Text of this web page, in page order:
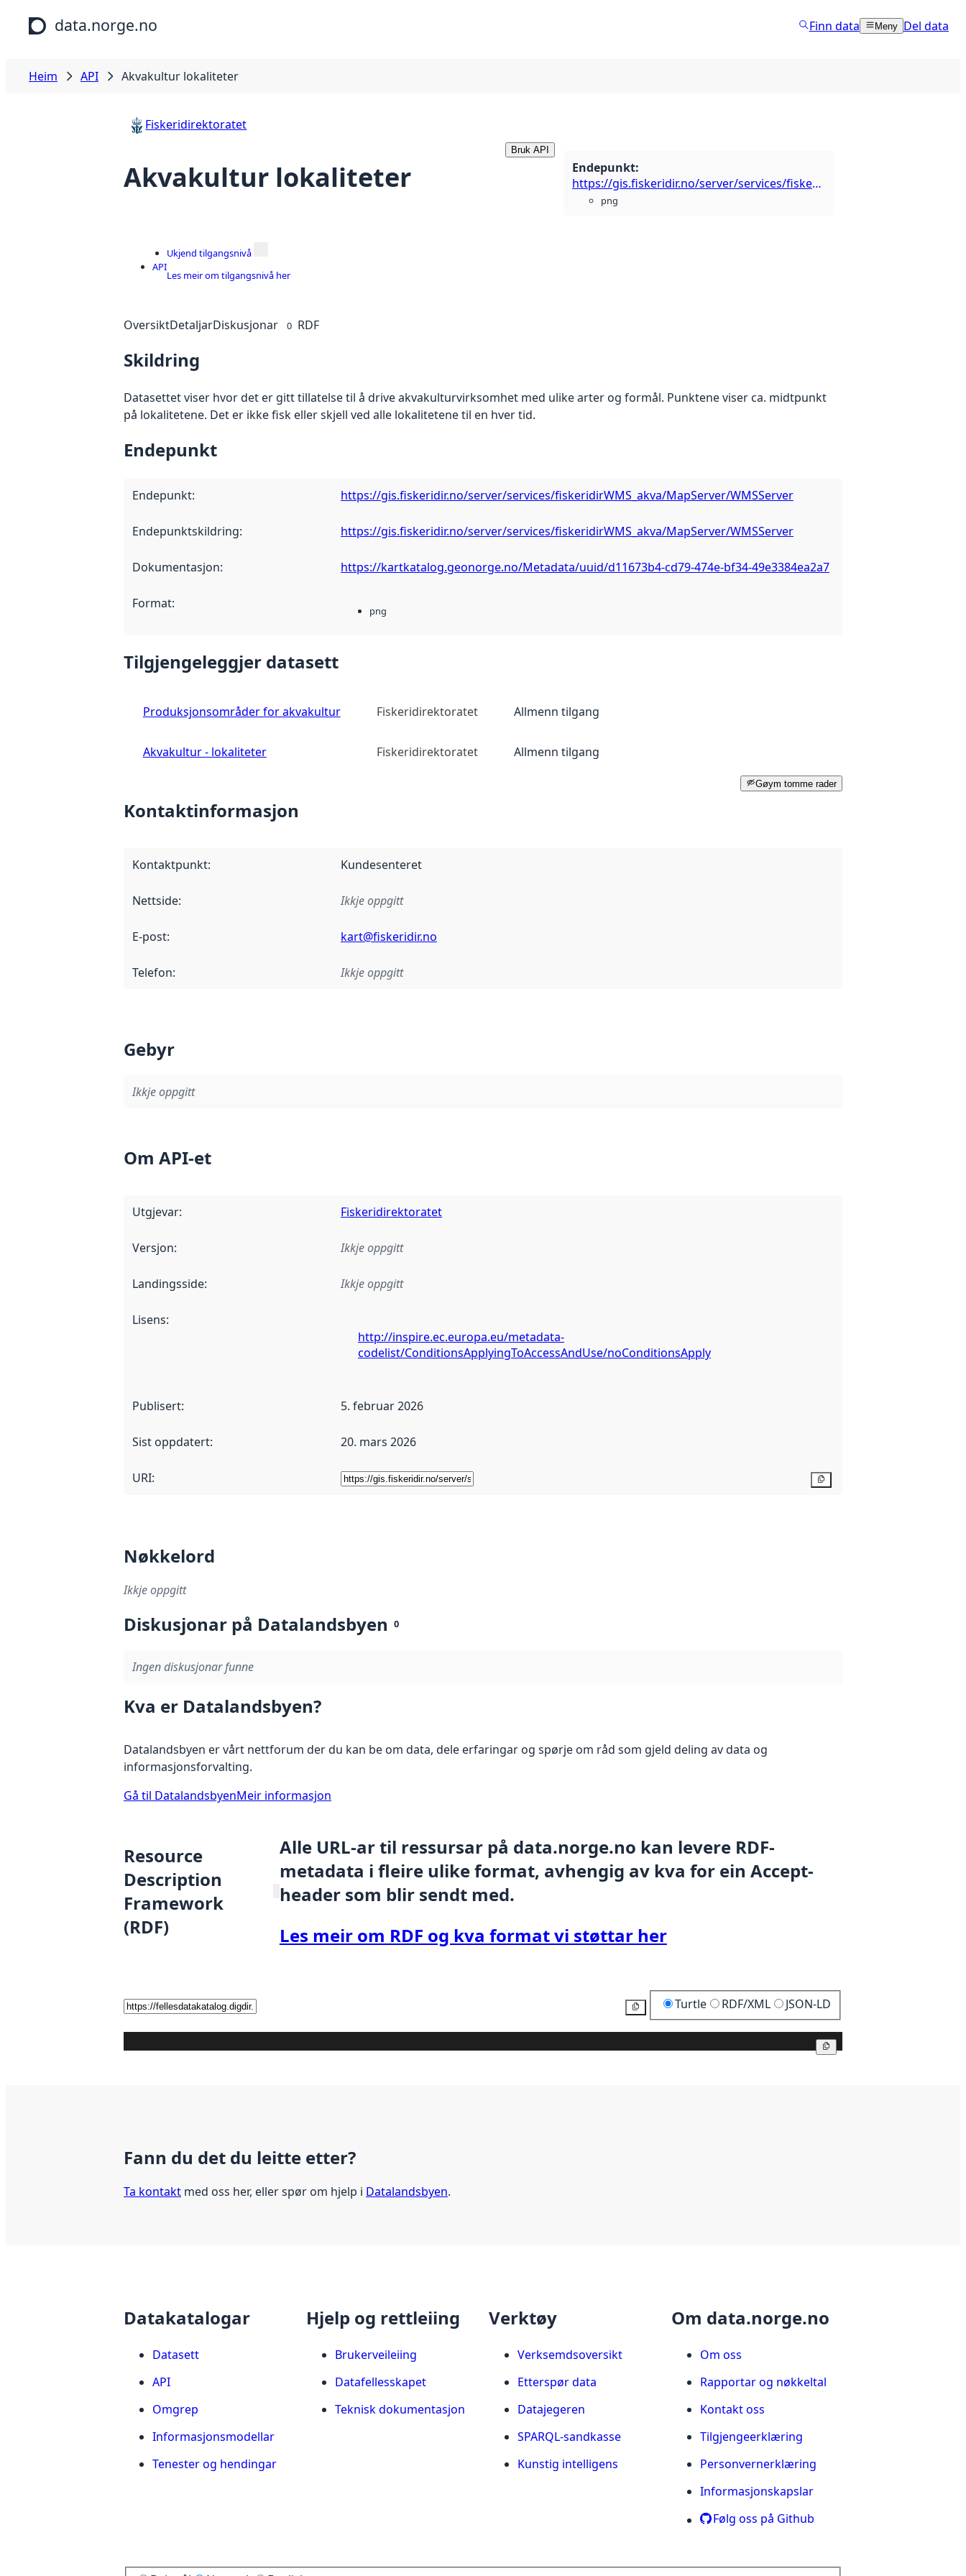
Hopp til hovudinnhald
data.norge.no Finn data Meny Del data
Heim API Akvakultur lokaliteter
Fiskeridirektoratet
Akvakultur lokaliteter
Bruk API
Endepunkt:
https://gis.fiskeridir.no/server/services/fiskeridirWMS_akva/MapServer/WMSServer
png
API
Ukjend tilgangsnivå
Les meir om tilgangsnivå her
OversiktDetaljarDiskusjonar 0 RDF
Skildring
Datasettet viser hvor det er gitt tillatelse til å drive akvakulturvirksomhet med ulike arter og formål. Punktene viser ca. midtpunkt
på lokalitetene. Det er ikke fisk eller skjell ved alle lokalitetene til en hver tid.
Endepunkt
Endepunkt: https://gis.fiskeridir.no/server/services/fiskeridirWMS_akva/MapServer/WMSServer
Endepunktskildring: https://gis.fiskeridir.no/server/services/fiskeridirWMS_akva/MapServer/WMSServer
Dokumentasjon: https://kartkatalog.geonorge.no/Metadata/uuid/d11673b4-cd79-474e-bf34-49e3384ea2a7
Format: png
Tilgjengeleggjer datasett
Produksjonsområder for akvakultur Fiskeridirektoratet Allmenn tilgang
Akvakultur - lokaliteter Fiskeridirektoratet Allmenn tilgang
Gøym tomme rader
Kontaktinformasjon
Kontaktpunkt: Kundesenteret
Nettside: Ikkje oppgitt
E-post: kart@fiskeridir.no
Telefon: Ikkje oppgitt
Gebyr
Ikkje oppgitt
Om API-et
Utgjevar: Fiskeridirektoratet
Versjon: Ikkje oppgitt
Landingsside: Ikkje oppgitt
Lisens:
http://inspire.ec.europa.eu/metadata-
codelist/ConditionsApplyingToAccessAndUse/noConditionsApply
Publisert: 5. februar 2026
Sist oppdatert: 20. mars 2026
URI:
Nøkkelord
Ikkje oppgitt
Diskusjonar på Datalandsbyen 0
Ingen diskusjonar funne
Kva er Datalandsbyen?
Datalandsbyen er vårt nettforum der du kan be om data, dele erfaringar og spørje om råd som gjeld deling av data og
informasjonsforvalting.
Gå til DatalandsbyenMeir informasjon
Resource
Description
Framework
(RDF)
Alle URL-ar til ressursar på data.norge.no kan levere RDF-
metadata i fleire ulike format, avhengig av kva for ein Accept-
header som blir sendt med.
Les meir om RDF og kva format vi støttar her
Kopier Turtle RDF/XML JSON-LD
Fann du det du leitte etter?
Ta kontakt med oss her, eller spør om hjelp i Datalandsbyen.
Datakatalogar
Datasett
API
Omgrep
Informasjonsmodellar
Tenester og hendingar
Hjelp og rettleiing
Brukerveileiing
Datafellesskapet
Teknisk dokumentasjon
Verktøy
Verksemdsoversikt
Etterspør data
Datajegeren
SPARQL-sandkasse
Kunstig intelligens
Om data.norge.no
Om oss
Rapportar og nøkkeltal
Kontakt oss
Tilgjengeerklæring
Personvernerklæring
Informasjonskapslar
Følg oss på Github